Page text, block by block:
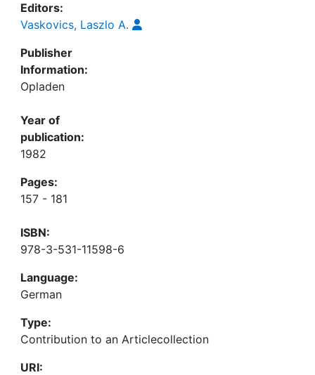
Editors:
Vaskovics, Laszlo A.
Publisher
Information:
Opladen
Year of
publication:
1982
Pages:
157 - 181
ISBN:
978-3-531-11598-6
Language:
German
Type:
Contribution to an Articlecollection
URI: